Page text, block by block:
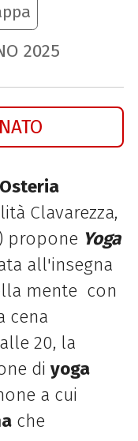
2025
Osteria
Clavarezza,
propone Yoga
all'insegna
mente con
cena
20, la
di yoga
a cui
che